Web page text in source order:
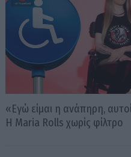
«Εγώ είμαι η ανάπηρη,
Η Maria Rolls χωρίς φίλτρο